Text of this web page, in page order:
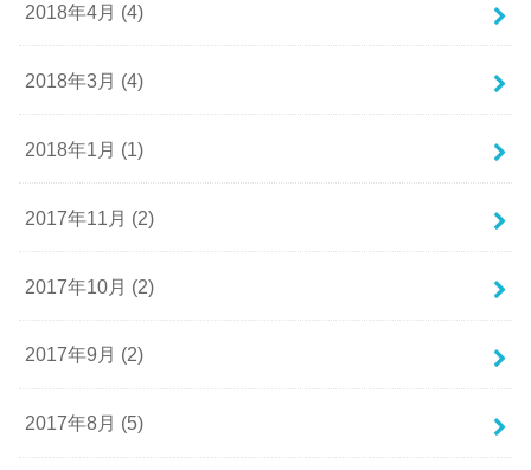
2018年4月 (4)
2018年3月 (4)
2018年1月 (1)
2017年11月 (2)
2017年10月 (2)
2017年9月 (2)
2017年8月 (5)